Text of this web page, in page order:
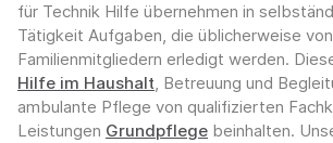
für Technik Hilfe übernehmen in
Tätigkeit Aufgaben, die üblicherweise von
Familienmitgliedern erledigt werden.
Hilfe im Haushalt, Betreuung und
ambulante Pflege von qualifizierten
Leistungen Grundpflege beinhalten.